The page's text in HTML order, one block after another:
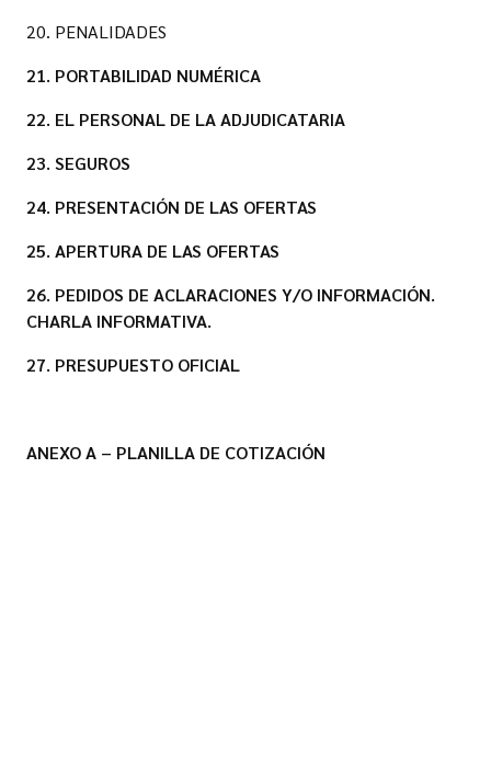
20. PENALIDADES
21. PORTABILIDAD NUMÉRICA
22. EL PERSONAL DE LA ADJUDICATARIA
23. SEGUROS
24. PRESENTACIÓN DE LAS OFERTAS
25. APERTURA DE LAS OFERTAS
26. PEDIDOS DE ACLARACIONES Y/O INFORMACIÓN.
CHARLA INFORMATIVA.
27. PRESUPUESTO OFICIAL
ANEXO A – PLANILLA DE COTIZACIÓN